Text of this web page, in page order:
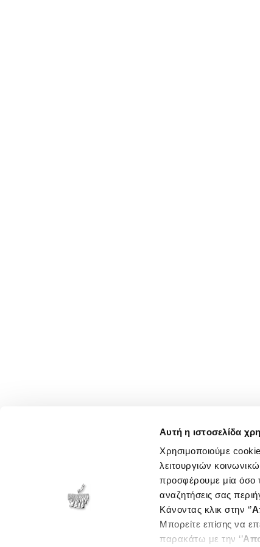
Αυτή η ιστοσελίδα
Χρησιμοποιούμε
λειτουργιών
προσφέρουμε μία όσο
αναζητήσεις σας
Κάνοντας κλικ στην ‘’
Μπορείτε επίσης να
παρακάτω με την ‘’